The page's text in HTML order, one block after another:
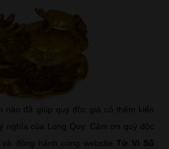
nào đã giúp quý độc giả có thêm kiến
nghĩa của Long Quy. Cảm ơn quý độc
đồng hành cùng website Tử Vi Số